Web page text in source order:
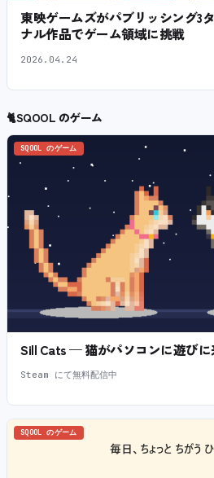
東映ゲームズがパブリッシング3
ナル作品でゲーム領域に挑戦
2026.04.24
🐈SQOOL のゲーム
SQOOL のゲーム
Sill Cats — 猫がパソコンに遊びに
Steam にて無料配信中
SQOOL のゲーム